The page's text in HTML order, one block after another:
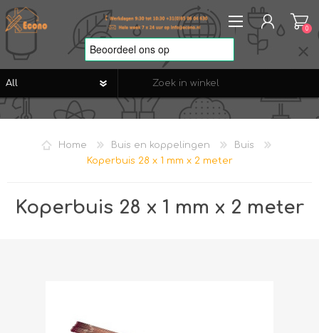
REGISTREREN
VERLANGLIJST
0
Home Buis en koppelingen
Buis
Koperbuis 28 x 1 mm x 2 meter
Koperbuis 28 x 1 mm x 2 meter